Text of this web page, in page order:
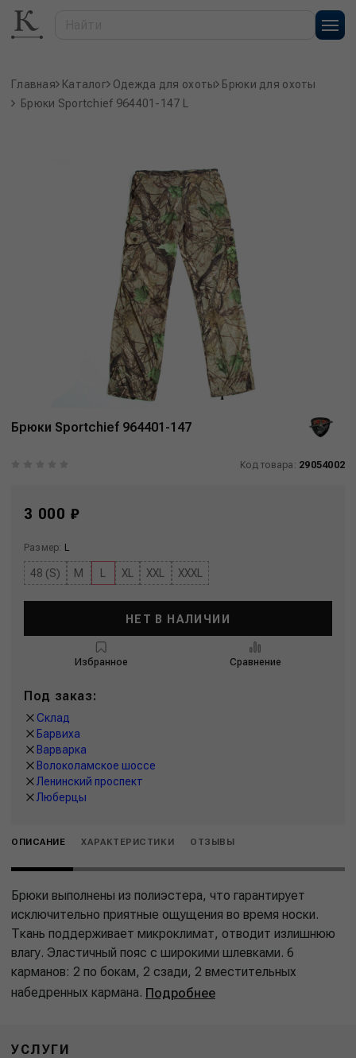
Главная Каталог Одежда для охоты Брюки для охоты
Брюки Sportchief 964401-147 L
Брюки Sportchief 964401-147
Код товара: 29054002
3 000 ₽
Размер: L
48 (S) M XL XXL XXXL
НЕТ В НАЛИЧИИ
Избранное Сравнение
Под заказ:
Склад
Барвиха
Варварка
Волоколамское шоссе
Ленинский проспект
Люберцы
ОПИСАНИЕ ХАРАКТЕРИСТИКИ ОТЗЫВЫ
Брюки выполнены из полиэстера, что гарантирует
исключительно приятные ощущения во время носки.
Ткань поддерживает микроклимат, отводит излишнюю
влагу. Эластичный пояс с широкими шлевками. 6
карманов: 2 по бокам, 2 сзади, 2 вместительных
набедренных кармана. Подробнее
УСЛУГИ